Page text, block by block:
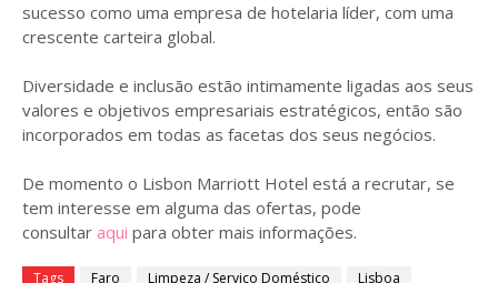
sucesso como uma empresa de hotelaria líder, com uma
crescente carteira global.
Diversidade e inclusão estão intimamente ligadas aos seus
valores e objetivos empresariais estratégicos, então são
incorporados em todas as facetas dos seus negócios.
De momento o Lisbon Marriott Hotel está a recrutar, se
tem interesse em alguma das ofertas, pode
consultar aqui para obter mais informações.
Tags Faro Limpeza / Serviço Doméstico
Lisboa